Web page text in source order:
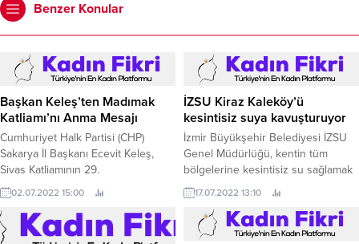
Benzer Konular
Başkan Keleş’ten Madımak
Katliamı’nı Anma Mesajı
Cumhuriyet Halk Partisi (CHP)
Sakarya İl Başkanı Ecevit Keleş,
Sivas Katliamının 29.
02.07.2022 15:00
İZSU Kiraz Kaleköy’ü
kesintisiz suya kavuşturuyor
İzmir Büyükşehir Belediyesi İZSU
Genel Müdürlüğü, kentin tüm
bölgelerine kesintisiz su sağlamak
için çalışmalarını sürdürüyor.
17.07.2022 13:10